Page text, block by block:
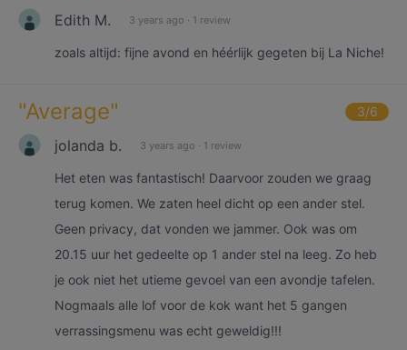
Edith M. 3 years ago · 1 review
zoals altijd: fijne avond en héérlijk gegeten bij La Niche!
"Average" 3/6
jolanda b. 3 years ago · 1 review
Het eten was fantastisch! Daarvoor zouden we graag
terug komen. We zaten heel dicht op een ander stel.
Geen privacy, dat vonden we jammer. Ook was om
20.15 uur het gedeelte op 1 ander stel na leeg. Zo heb
je ook niet het utieme gevoel van een avondje tafelen.
Nogmaals alle lof voor de kok want het 5 gangen
verrassingsmenu was echt geweldig!!!